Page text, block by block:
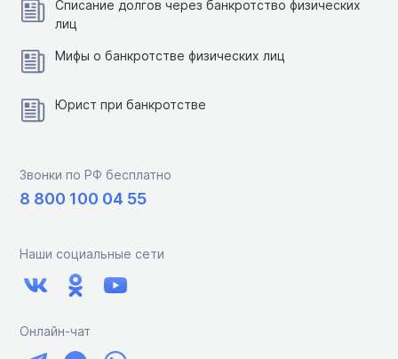
Списание долгов через банкротство физических
лиц
Мифы о банкротстве физических лиц
Юрист при банкротстве
Звонки по РФ бесплатно
8 800 100 04 55
Наши социальные сети
Онлайн-чат